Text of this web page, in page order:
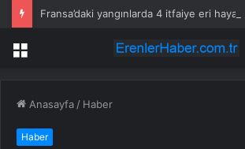
Fransa’daki yangınlarda 4 itfaiye eri
Menü
Anasayfa / Haber
Haber